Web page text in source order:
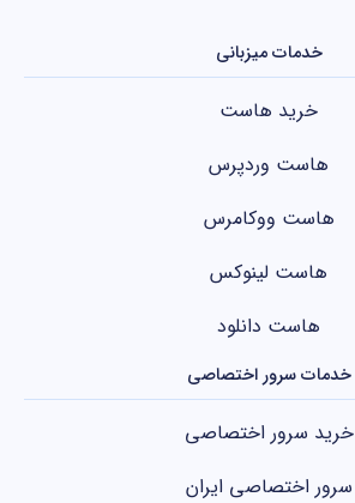
خدمات میزبانی
خرید هاست
هاست وردپرس
هاست ووکامرس
هاست لینوکس
هاست دانلود
خدمات سرور اختصاصی
خرید سرور اختصاصی
سرور اختصاصی ایران